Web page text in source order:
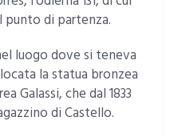
punto di partenza.
luogo dove si teneva
la statua bronzea
Galassi, che dal 1833
di Castello.